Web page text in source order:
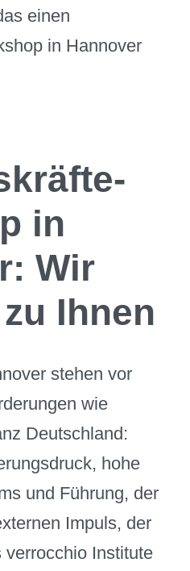
einen
in Hannover
in
Wir
Ihnen
stehen vor
wie
Deutschland:
hohe
und Führung, der
Impuls, der
Institute